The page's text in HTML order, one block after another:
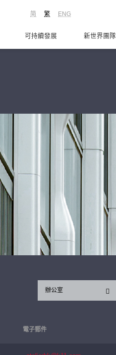
ENG
繁
简
可持續發展 新世界團隊
辦公室
電子郵件